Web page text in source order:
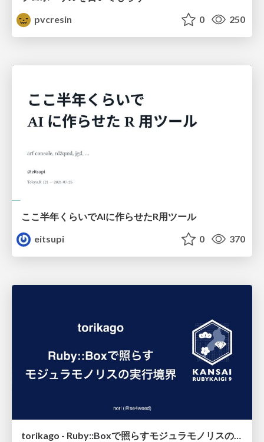
pvcresin
0 250
ここ半年くらいでAIに作らせたR用ツール
eitsupi
0 370
torikago - Ruby::Boxで照らすモジュラモノリスの実行境界